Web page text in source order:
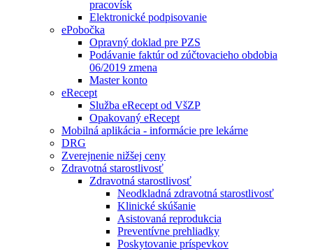
pracovísk
Elektronické podpisovanie
ePobočka
Opravný doklad pre PZS
Podávanie faktúr od zúčtovacieho obdobia
06/2019 zmena
Master konto
eRecept
Služba eRecept od VšZP
Opakovaný eRecept
Mobilná aplikácia - informácie pre lekárne
DRG
Zverejnenie nižšej ceny
Zdravotná starostlivosť
Zdravotná starostlivosť
Neodkladná zdravotná starostlivosť
Klinické skúšanie
Asistovaná reprodukcia
Preventívne prehliadky
Poskytovanie príspevkov